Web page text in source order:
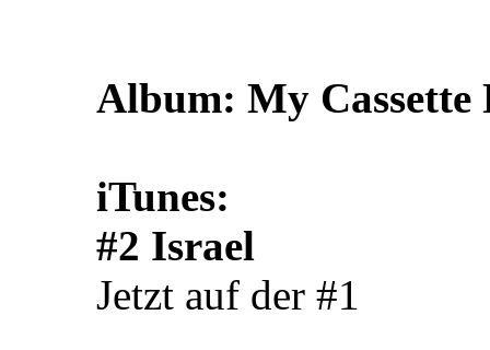
Album: My Cassette
iTunes:
#2 Israel
Jetzt auf der #1